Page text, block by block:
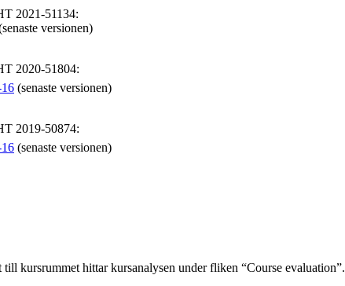
2021-51134:
versionen)
2020-51804:
(senaste versionen)
2019-50874:
(senaste versionen)
kursrummet hittar kursanalysen under fliken “Course evaluation”.